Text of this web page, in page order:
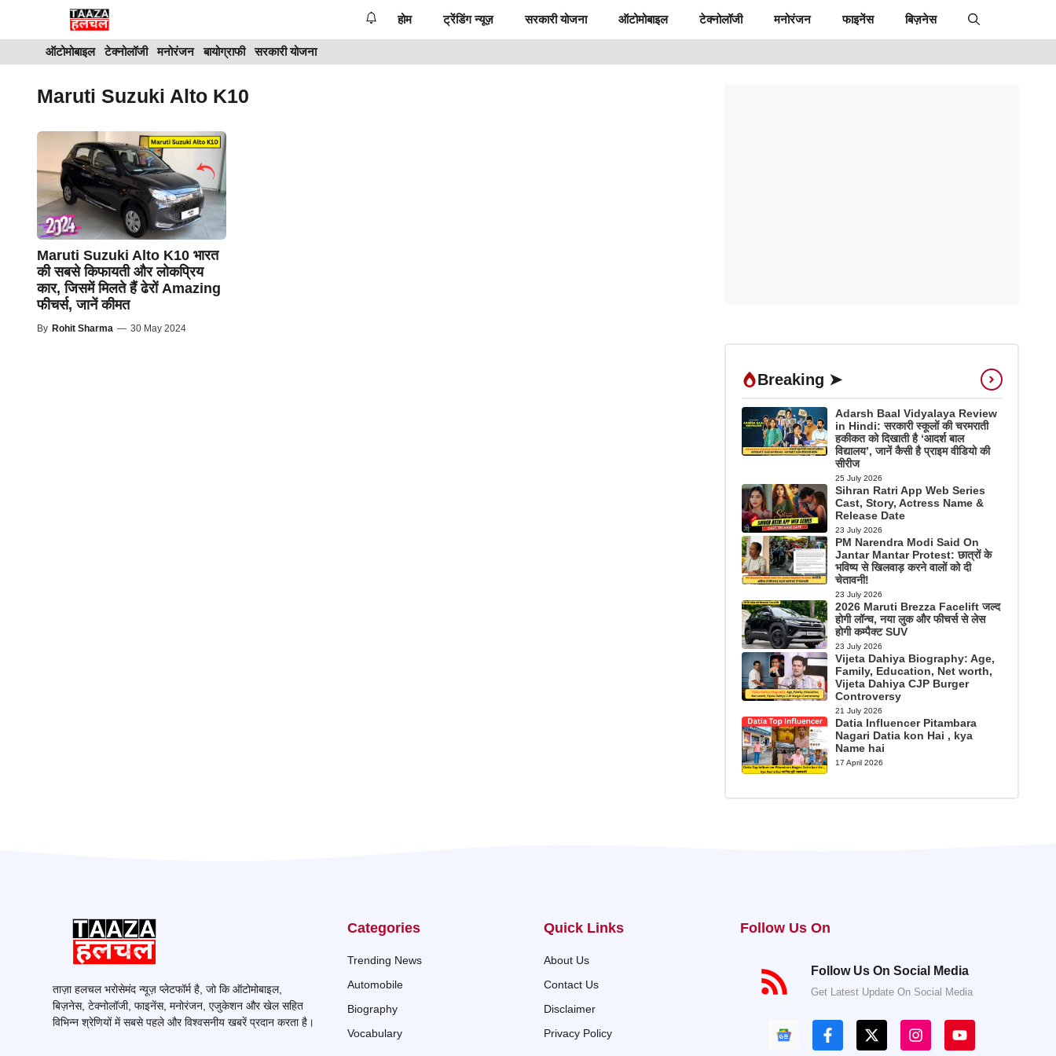
content
होम ट्रेंडिंग न्यूज़ सरकारी योजना ऑटोमोबाइल टेक्नोलॉजी मनोरंजन फाइनेंस बिज़नेस
ऑटोमोबाइल टेक्नोलॉजी मनोरंजन बायोग्राफी सरकारी योजना
Maruti Suzuki Alto K10
Maruti Suzuki Alto K10 भारत
की सबसे किफायती और लोकप्रिय
कार, जिसमें मिलते हैं ढेरों Amazing
फीचर्स, जानें कीमत
By Rohit Sharma — 30 May 2024
Breaking ➤
Adarsh Baal Vidyalaya Review
in Hindi: सरकारी स्कूलों की चरमराती
हकीकत को दिखाती है ‘आदर्श बाल
विद्यालय’, जानें कैसी है प्राइम वीडियो की
सीरीज
25 July 2026
Sihran Ratri App Web Series
Cast, Story, Actress Name &
Release Date
23 July 2026
PM Narendra Modi Said On
Jantar Mantar Protest: छात्रों के
भविष्य से खिलवाड़ करने वालों को दी
चेतावनी!
23 July 2026
2026 Maruti Brezza Facelift जल्द
होगी लॉन्च, नया लुक और फीचर्स से लेस
होगी कम्पैक्ट SUV
23 July 2026
Vijeta Dahiya Biography: Age,
Family, Education, Net worth,
Vijeta Dahiya CJP Burger
Controversy
21 July 2026
Datia Influencer Pitambara
Nagari Datia kon Hai , kya
Name hai
17 April 2026
ताज़ा हलचल भरोसेमंद न्यूज़ प्लेटफॉर्म है, जो कि ऑटोमोबाइल,
बिज़नेस, टेक्नोलॉजी, फाइनेंस, मनोरंजन, एजुकेशन और खेल सहित
विभिन्न श्रेणियों में सबसे पहले और विश्वसनीय खबरें प्रदान करता है।
Categories
Trending News
Automobile
Biography
Vocabulary
Quick Links
About Us
Contact Us
Disclaimer
Privacy Policy
Follow Us On
Follow Us On Social Media
Get Latest Update On Social Media